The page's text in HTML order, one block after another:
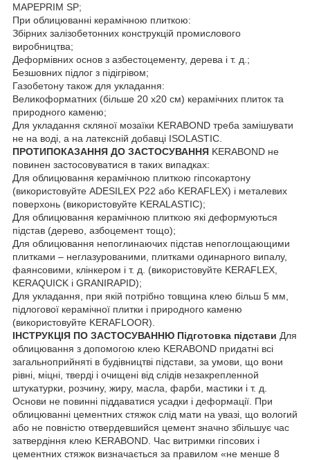
MAPEPRIM SP;
При облицюванні керамічною плиткою:
Збірних залізобетонних конструкцій промислового
виробництва;
Деформівних основ з азбестоцементу, дерева і т. д.;
Безшовних підлог з підігрівом;
Газобетону також для укладання:
Великоформатних (більше 20 х20 см) керамічних плиток та
природного каменю;
Для укладання скляної мозаїки KERABOND треба замішувати
не на воді, а на латексній добавці ISOLASTIC.
ПРОТИПОКАЗАННЯ ДО ЗАСТОСУВАННЯ KERABOND не
повинен застосовуватися в таких випадках:
Для облицювання керамічною плиткою гіпсокартону
(використовуйте ADESILEX P22 або KERAFLEX) і металевих
поверхонь (використовуйте KERALASTIC);
Для облицювання керамічною плиткою які деформуються
підстав (дерево, азбоцемент тощо);
Для облицювання непоглинаючих підстав непоглощающими
плитками – неглазурованими, плитками одинарного випалу,
фаянсовими, клінкером і т. д. (використовуйте KERAFLEX,
KERAQUICK і GRANIRAPID);
Для укладання, при якій потрібно товщина клею більш 5 мм,
підлогової керамічної плитки і природного каменю
(використовуйте KERAFLOOR).
ІНСТРУКЦІЯ ПО ЗАСТОСУВАННЮ Підготовка підстави Для
облицювання з допомогою клею KERABOND придатні всі
загальноприйняті в будівництві підстави, за умови, що вони
рівні, міцні, тверді і очищені від слідів незакрепленной
штукатурки, розчину, жиру, масла, фарби, мастики і т. д.
Основи не повинні піддаватися усадки і деформації. При
облицюванні цементних стяжок слід мати на увазі, що вологий
або не повністю отвердевшийся цемент значно збільшує час
затвердіння клею KERABOND. Час витримки гіпсових і
цементних стяжок визначається за правилом «не менше 8